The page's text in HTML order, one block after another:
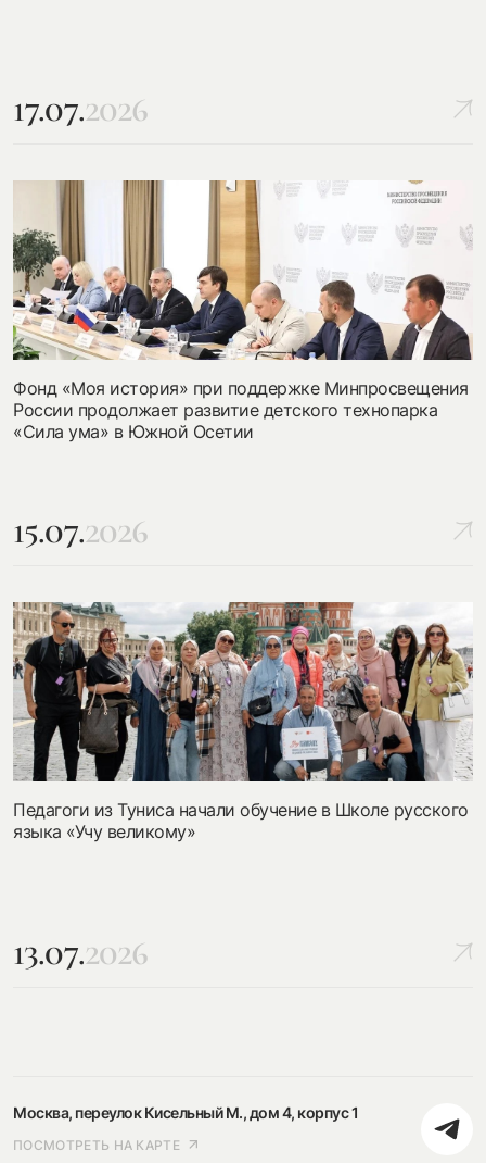
17.07.2026
Фонд «Моя история» при поддержке Минпросвещения
России продолжает развитие детского технопарка
«Сила ума» в Южной Осетии
15.07.2026
Педагоги из Туниса начали обучение в Школе русского
языка «Учу великому»
13.07.2026
Москва, переулок Кисельный М., дом 4, корпус 1
ПОСМОТРЕТЬ НА КАРТЕ